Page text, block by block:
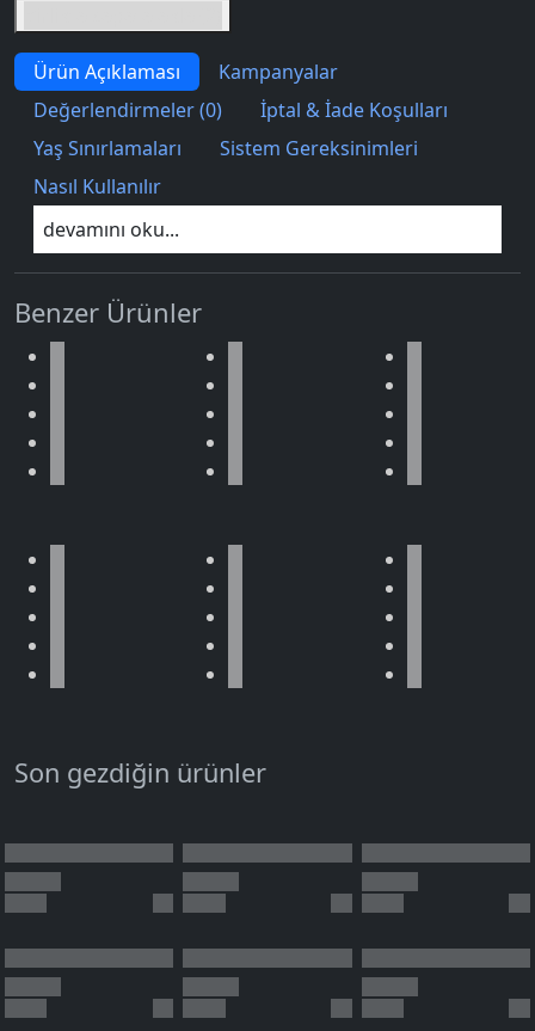
Ürün Açıklaması
Kampanyalar
Değerlendirmeler (0)
İptal & İade Koşulları
Yaş Sınırlamaları
Sistem Gereksinimleri
Nasıl Kullanılır
devamını oku...
Benzer Ürünler
Son gezdiğin ürünler